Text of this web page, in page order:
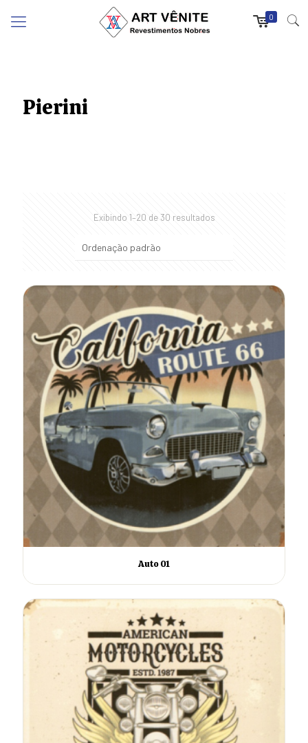
0
Pierini
Exibindo 1–20 de 30 resultados
Auto 01